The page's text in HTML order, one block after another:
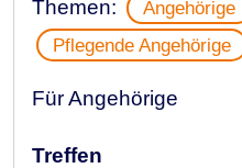
Themen: Angehörige
Pflegende Angehörige
Für Angehörige
Treffen